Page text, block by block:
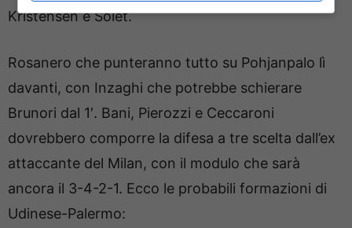
Kristensen e Solet.
Rosanero che punteranno tutto su Pohjanpalo lì
davanti, con Inzaghi che potrebbe schierare
Brunori dal 1′. Bani, Pierozzi e Ceccaroni
dovrebbero comporre la difesa a tre scelta dall’ex
attaccante del Milan, con il modulo che sarà
ancora il 3-4-2-1. Ecco le probabili formazioni di
Udinese-Palermo: